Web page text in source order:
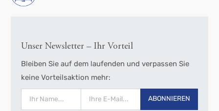
Unser Newsletter – Ihr Vorteil
Bleiben Sie auf dem laufenden und verpassen Sie
keine Vorteilsaktion mehr:
ABONNIEREN